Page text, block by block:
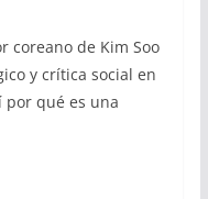
coreano de Kim Soo
y crítica social en
por qué es una